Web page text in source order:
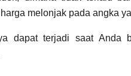
melonjak pada angka
dapat terjadi saat Anda